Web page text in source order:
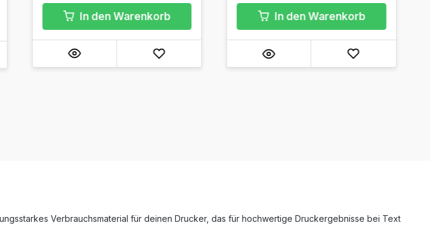
In den Warenkorb In den Warenkorb
Verbrauchsmaterial für deinen Drucker, das für hochwertige Druckergebnisse bei Text